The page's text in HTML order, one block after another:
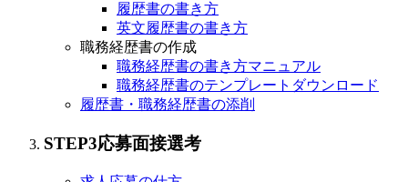
履歴書の書き方
英文履歴書の書き方
職務経歴書の作成
職務経歴書の書き方マニュアル
職務経歴書のテンプレートダウンロード
履歴書・職務経歴書の添削
STEP3応募面接選考